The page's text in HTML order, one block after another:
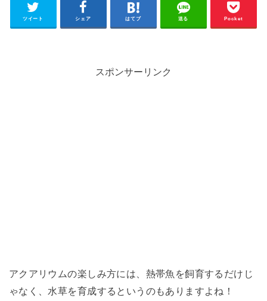
ツイート シェア はてブ 送る Pocket
スポンサーリンク
アクアリウムの楽しみ方には、熱帯魚を飼育するだけじ
ゃなく、水草を育成するというのもありますよね！